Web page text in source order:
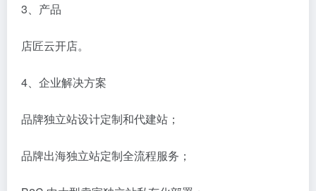
3、产品
店匠云开店。
4、企业解决方案
品牌独立站设计定制和代建站；
品牌出海独立站定制全流程服务；